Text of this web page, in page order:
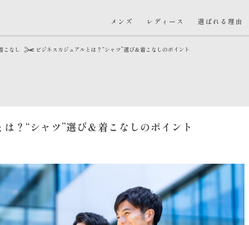
メンズ レディース 選ばれる理由
こなし ビジネスカジュアルとは？“シャツ”選び＆着こなしのポイント
？“シャツ”選び＆着こなしのポイント